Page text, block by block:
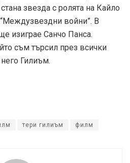
звезда с ролята на Кайло
войни”. В
изиграе Санчо Панса.
съм търсил през всички
Гилиъм.
тери гилиъм филм